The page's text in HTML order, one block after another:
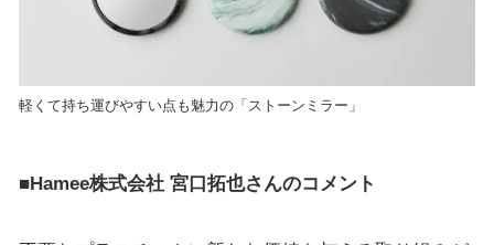
軽くて持ち運びやすい点も魅力の「ストーンミラー」
■Hamee株式会社 宮口拓也さんのコメント